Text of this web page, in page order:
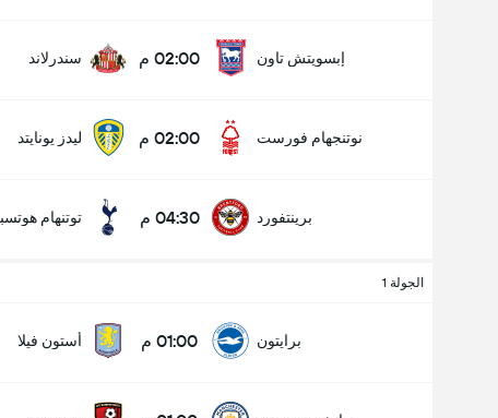
إبسويتش تاون 02:00 م سندرلاند
نوتنجهام فورست 02:00 م ليدز يونايتد
برينتفورد 04:30 م توتنهام
الجولة 1
برايتون 01:00 م أستون فيلا